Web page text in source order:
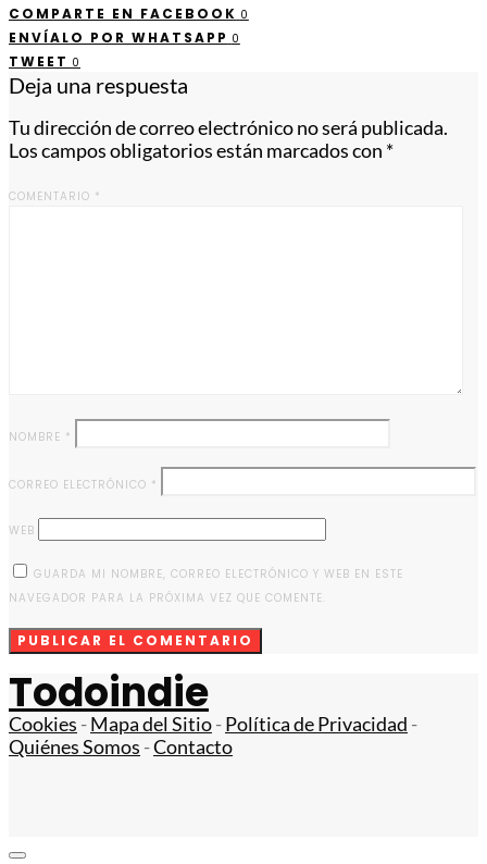
COMPARTE EN FACEBOOK 0
ENVÍALO POR WHATSAPP 0
TWEET 0
Deja una respuesta
Tu dirección de correo electrónico no será publicada.
Los campos obligatorios están marcados con *
COMENTARIO *
NOMBRE *
CORREO ELECTRÓNICO *
WEB
GUARDA MI NOMBRE, CORREO ELECTRÓNICO Y WEB EN ESTE
NAVEGADOR PARA LA PRÓXIMA VEZ QUE COMENTE.
Todoindie
Cookies -Mapa del Sitio-Política de Privacidad -
Quiénes Somos -Contacto